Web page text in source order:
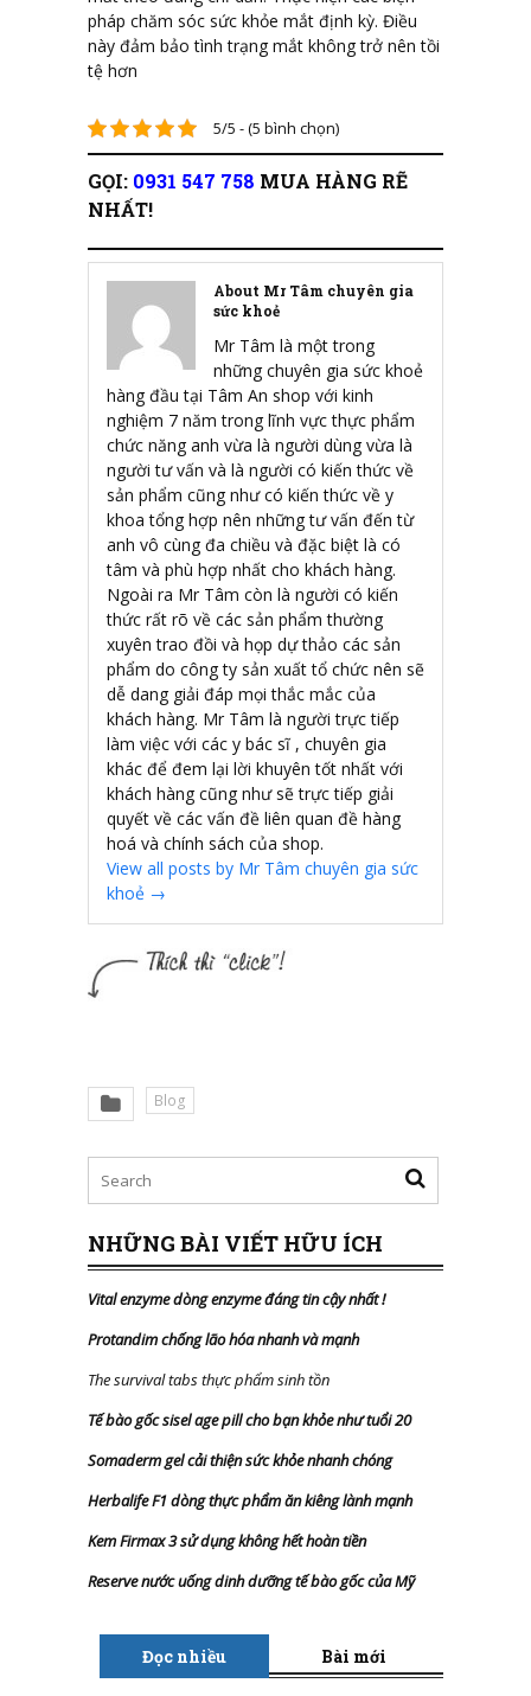
pháp chăm sóc sức khỏe mắt định kỳ. Điều
này đảm bảo tình trạng mắt không trở nên tồi
tệ hơn
5/5 - (5 bình chọn)
GỌI: 0931 547 758 MUA HÀNG RẼ
NHẤT!
About Mr Tâm chuyên gia
sức khoẻ
Mr Tâm là một trong
những chuyên gia sức khoẻ
hàng đầu tại Tâm An shop với kinh
nghiệm 7 năm trong lĩnh vực thực phẩm
chức năng anh vừa là người dùng vừa là
người tư vấn và là người có kiến thức về
sản phẩm cũng như có kiến thức về y
khoa tổng hợp nên những tư vấn đến từ
anh vô cùng đa chiều và đặc biệt là có
tâm và phù hợp nhất cho khách hàng.
Ngoài ra Mr Tâm còn là người có kiến
thức rất rõ về các sản phẩm thường
xuyên trao đồi và họp dự thảo các sản
phẩm do công ty sản xuất tổ chức nên sẽ
dễ dang giải đáp mọi thắc mắc của
khách hàng. Mr Tâm là người trực tiếp
làm việc với các y bác sĩ , chuyên gia
khác để đem lại lời khuyên tốt nhất với
khách hàng cũng như sẽ trực tiếp giải
quyết về các vấn đề liên quan đề hàng
hoá và chính sách của shop.
View all posts by Mr Tâm chuyên gia sức
khoẻ →
Blog
NHỮNG BÀI VIẾT HỮU ÍCH
Vital enzyme dòng enzyme đáng tin cậy nhất!
Protandim chống lão hóa nhanh và mạnh
The survival tabs thực phẩm sinh tồn
Tế bào gốc sisel age pill cho bạn khỏe như tuổi 20
Somaderm gel cải thiện sức khỏe nhanh chóng
Herbalife F1 dòng thực phẩm ăn kiêng lành mạnh
Kem Firmax 3 sử dụng không hết hoàn tiền
Reserve nước uống dinh dưỡng tế bào gốc của Mỹ
Đọc nhiều Bài mới